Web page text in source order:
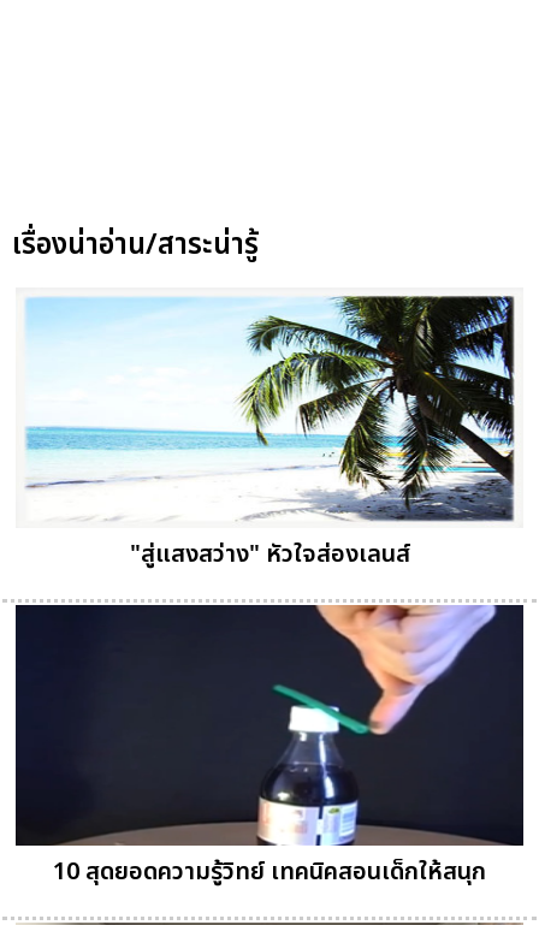
เรื่องน่าอ่าน/สาระน่ารู้
"สู่แสงสว่าง" หัวใจส่องเลนส์
10 สุดยอดความรู้วิทย์ เทคนิคสอนเด็กให้สนุก